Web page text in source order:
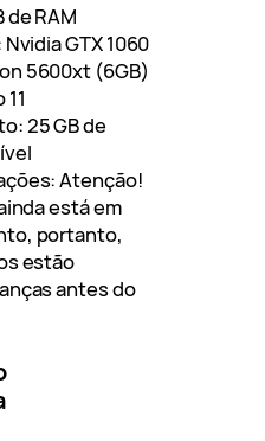
de RAM
GTX 1060
5600xt (6GB)
25 GB de
Atenção!
está em
portanto,
estão
antes do